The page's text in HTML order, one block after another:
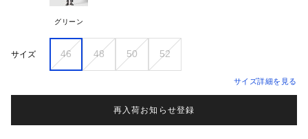
グリーン
サイズ 46 48 50 52
サイズ詳細を見る
再入荷お知らせ登録